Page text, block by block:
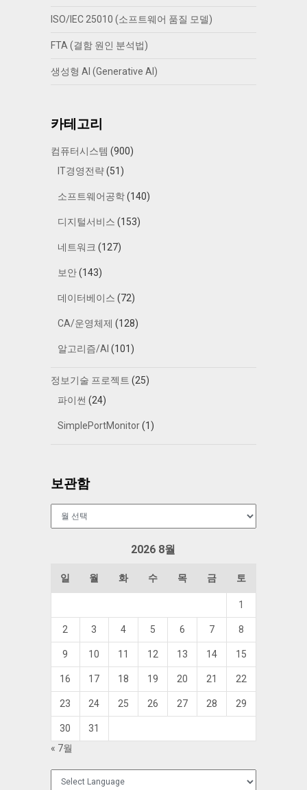
ISO/IEC 25010 (소프트웨어 품질 모델)
FTA (결함 원인 분석법)
생성형 AI (Generative AI)
카테고리
컴퓨터시스템 (900)
IT경영전략(51)
소프트웨어공학(140)
디지털서비스 (153)
네트워크 (127)
보안(143)
데이터베이스 (72)
CA/운영체제 (128)
알고리즘/AI (101)
정보기술 프로젝트 (25)
파이썬 (24)
SimplePortMonitor(1)
보관함
2026 8월
일 월 화 수 목 금 토
1
2 3 4 5 6 7 8
9 10 11 12 13 14 15
16 17 18 19 20 21 22
23 24 25 26 27 28 29
30
31
« 7월